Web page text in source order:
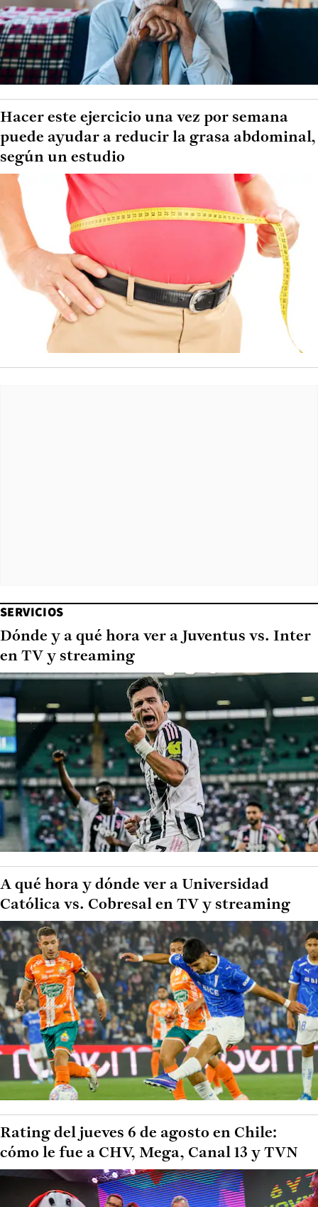
Hacer este ejercicio una vez por semana
puede ayudar a reducir la grasa abdominal,
según un estudio
SERVICIOS
Dónde y a qué hora ver a Juventus vs. Inter
en TV y streaming
A qué hora y dónde ver a Universidad
Católica vs. Cobresal en TV y streaming
Rating del jueves 6 de agosto en Chile:
cómo le fue a CHV, Mega, Canal 13 y TVN